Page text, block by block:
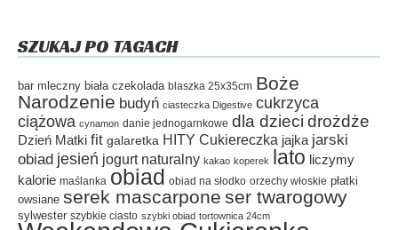
SZUKAJ PO TAGACH
bar mleczny biała czekolada blaszka 25x35cm Boże
Narodzenie budyń ciasteczka Digestive cukrzyca
ciążowa cynamon danie jednogarnkowe dla dzieci drożdże
Dzień Matki fit galaretka HITY Cukiereczka jajka jarski
obiad jesień jogurt naturalny kakao koperek lato liczymy
kalorie maślanka obiad obiad na słodko orzechy włoskie płatki
owsiane serek mascarpone ser twarogowy
sylwester szybkie ciasto szybki obiad tortownica 24cm